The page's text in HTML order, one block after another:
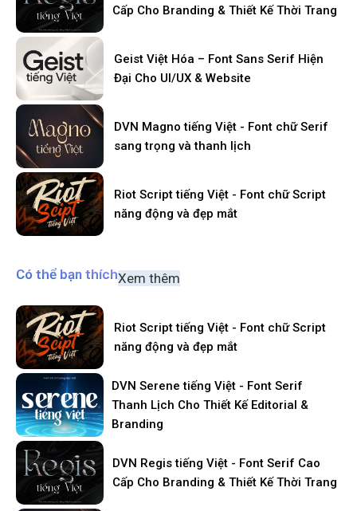
Cấp Cho Branding & Thiết Kế Thời Trang
Geist Việt Hóa – Font Sans Serif Hiện
Đại Cho UI/UX & Website
DVN Magno tiếng Việt - Font chữ Serif
sang trọng và thanh lịch
Riot Script tiếng Việt - Font chữ Script
năng động và đẹp mắt
Có thể bạn thíchXem thêm
Riot Script tiếng Việt - Font chữ Script
năng động và đẹp mắt
DVN Serene tiếng Việt - Font Serif
Thanh Lịch Cho Thiết Kế Editorial &
Branding
DVN Regis tiếng Việt - Font Serif Cao
Cấp Cho Branding & Thiết Kế Thời Trang